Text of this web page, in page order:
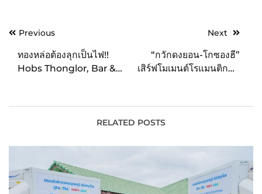
PostPrevious
ทองหล่อต้องลุกเป็นไฟ!!
Hobs Thonglor, Bar &
Next
“กวักดงยอน-โกซองฮี”
เสิร์ฟโมเมนต์โรแมนติกสุด
Electronics”
RELATED POSTS